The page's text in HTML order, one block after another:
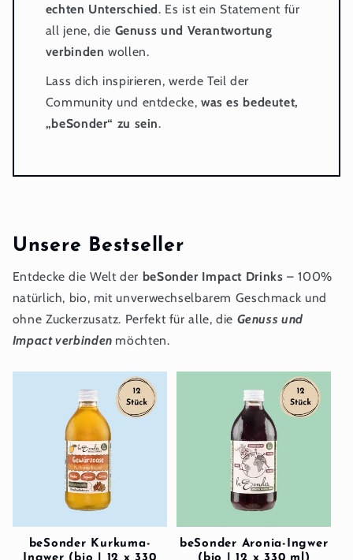
echten Unterschied. Es ist ein Statement für
all jene, die Genuss und Verantwortung
verbinden wollen.
Lass dich inspirieren, werde Teil der
Community und entdecke, was es bedeutet,
„beSonder“ zu sein.
Unsere Bestseller
Entdecke die Welt der beSonder Impact Drinks – 100%
natürlich, bio, mit unverwechselbarem Geschmack und
ohne Zuckerzusatz. Perfekt für alle, die Genuss und
Impact verbinden möchten.
beSonder Kurkuma-
beSonder Aronia-Ingwer